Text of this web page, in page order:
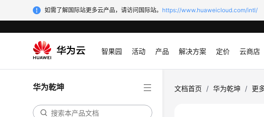
如需了解国际站更多云产品，请访问国际站。 https://www.huaweicloud.com/intl/
智果园 活动 产品 解决方案 定价 云商店
华为乾坤
ALM-303046946 系统检
会发出告警
ALM-303046947 被
ALM-303046948 整机
文档首页 / 华为乾坤 / 更